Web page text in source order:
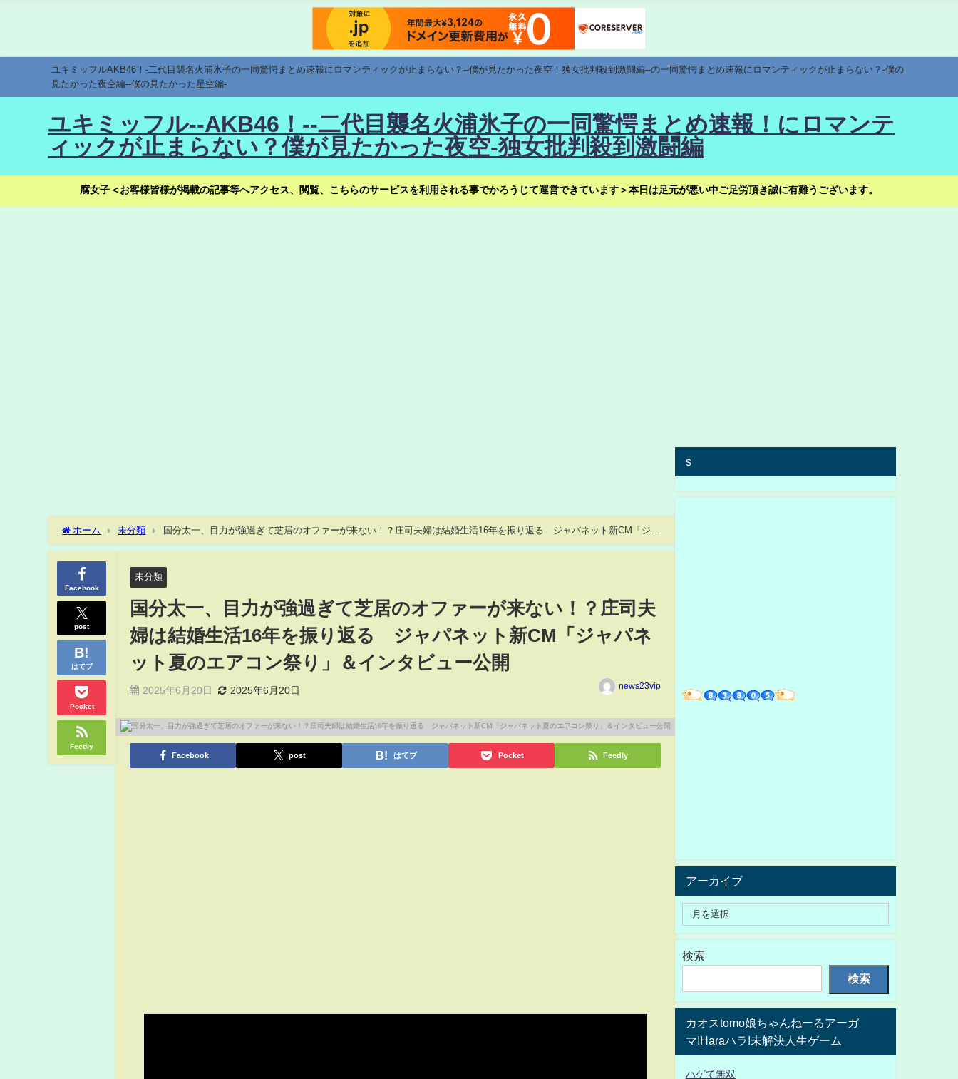
ユキミッフルAKB46！-二代目襲名火浦氷子の一同驚愕まとめ速報にロマンティックが止まらない？--僕が見たかった夜空！独女批判殺到激闘編--の一同驚愕まとめ速報にロマンティックが止まらない？-僕の
見たかった夜空編--僕の見たかった星空編-
ユキミッフル--AKB46！--二代目襲名火浦氷子の一同驚愕まとめ速報！にロマンテ
ィックが止まらない？僕が見たかった夜空-独女批判殺到激闘編
腐女子＜お客様皆様が掲載の記事等へアクセス、閲覧、こちらのサービスを利用される事でかろうじて運営できています＞本日は足元が悪い中ご足労頂き誠に有難うございます。
ホーム 未分類
国分太一、目力が強過ぎて芝居のオファーが来ない！？庄司夫婦は結婚生活16年を振り返る ジャパネット新CM「ジャ
パネット夏のエアコン祭り」＆インタビュー公開
Facebook
post
はてブ
Pocket
Feedly
未分類
国分太一、目力が強過ぎて芝居のオファーが来ない！？庄司夫
婦は結婚生活16年を振り返る ジャパネット新CM「ジャパネ
ット夏のエアコン祭り」＆インタビュー公開
2025年6月20日 2025年6月20日 news23vip
Facebook post はてブ Pocket Feedly
s
アーカイブ
検索
検索
カオスtomo娘ちゃんねーるアーガ
マ!Haraハラ!未解決人生ゲーム
ハゲて無双